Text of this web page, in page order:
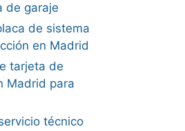
de garaje
de sistema
en Madrid
tarjeta de
Madrid para
técnico